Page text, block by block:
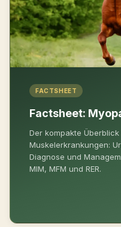
FACTSHEET
Factsheet:
Der kompakte
Muskelerkrankungen:
Diagnose und
MIM, MFM und RER.